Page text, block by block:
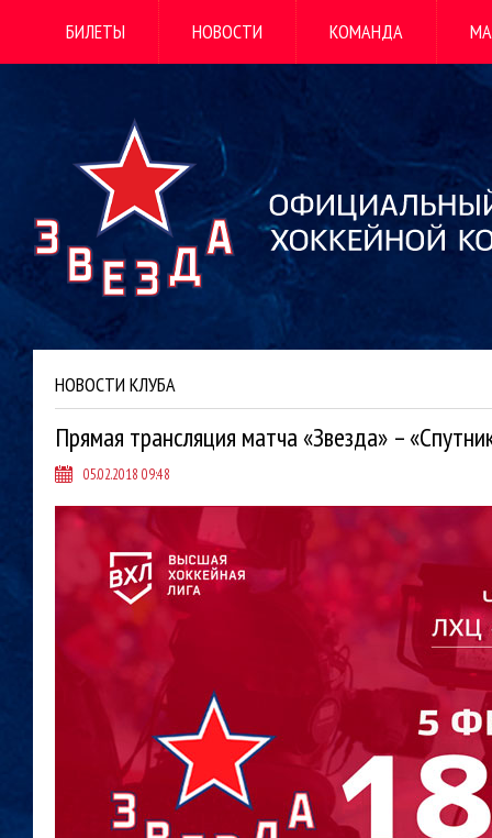
БИЛЕТЫ НОВОСТИ КОМАНДА
НОВОСТИ КЛУБА
Прямая трансляция матча «Звезда» –
05.02.2018 09:48